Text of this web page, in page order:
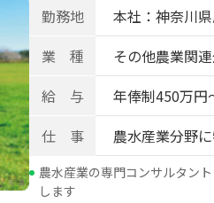
勤務地
本社：神奈川
業 種
その他農業関
給 与
年俸制450万円
仕 事
農水産業分野
農水産業の専門コンサルタン
します